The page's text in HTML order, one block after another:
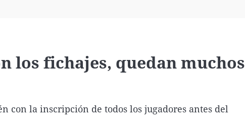
los fichajes, quedan muchos
con la inscripción de todos los jugadores antes del